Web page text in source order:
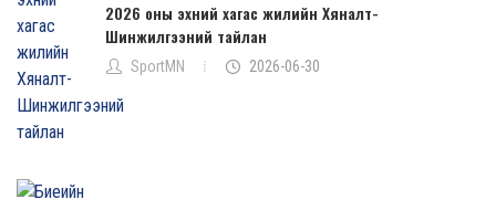
2026 оны эхний хагас жилийн Хяналт-
Шинжилгээний тайлан
SportMN 2026-06-30